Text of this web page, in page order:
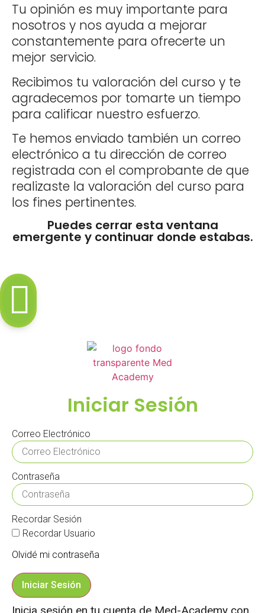
Tu opinión es muy importante para
nosotros y nos ayuda a mejorar
constantemente para ofrecerte un
mejor servicio.
Recibimos tu valoración del curso y te
agradecemos por tomarte un tiempo
para calificar nuestro esfuerzo.
Te hemos enviado también un correo
electrónico a tu dirección de correo
registrada con el comprobante de que
realizaste la valoración del curso para
los fines pertinentes.
Puedes cerrar esta ventana
emergente y continuar donde estabas.
Iniciar Sesión
Correo Electrónico
Contraseña
Recordar Sesión
Recordar Usuario
Olvidé mi contraseña
Iniciar Sesión
Inicia sesión en tu cuenta de Med-Academy con